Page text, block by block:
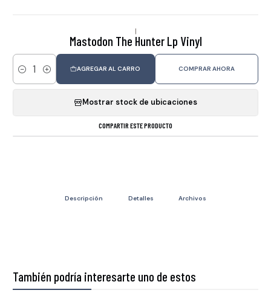
|
Mastodon The Hunter Lp Vinyl
Cantidad
AGREGAR AL CARRO COMPRAR AHORA
Mostrar stock de ubicaciones
COMPARTIR ESTE PRODUCTO
Descripción Detalles Archivos
También podría interesarte uno de estos